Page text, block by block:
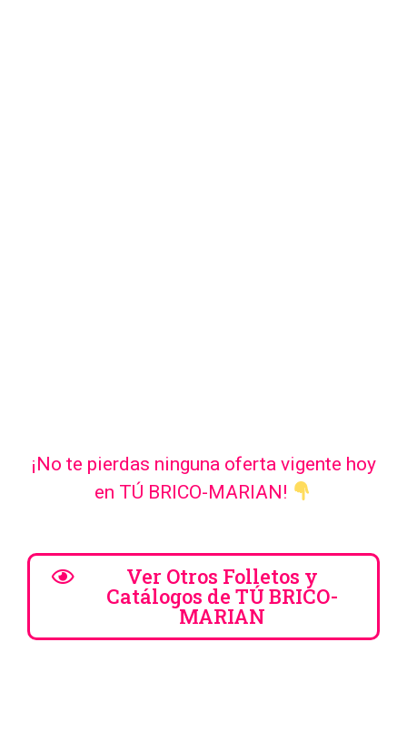
¡No te pierdas ninguna oferta vigente hoy
en TÚ BRICO-MARIAN!
Ver Otros Folletos y
Catálogos de TÚ BRICO-
MARIAN